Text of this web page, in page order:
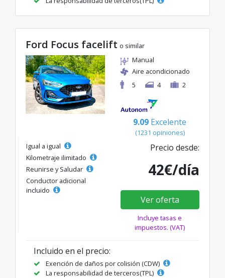
Ford Focus facelift o similar
Manual
Aire acondicionado
5
4 2
9.09 Excelente
(1231 opiniones)
Igual a igual
Kilometraje ilimitado
Reunirse y Saludar
Conductor adicional
incluido
Precio desde:
42€/día
Ver oferta
Incluye tasas e
impuestos. (VAT)
Incluido en el precio:
Exención de daños por colisión (CDW)
La responsabilidad de terceros(TPL)